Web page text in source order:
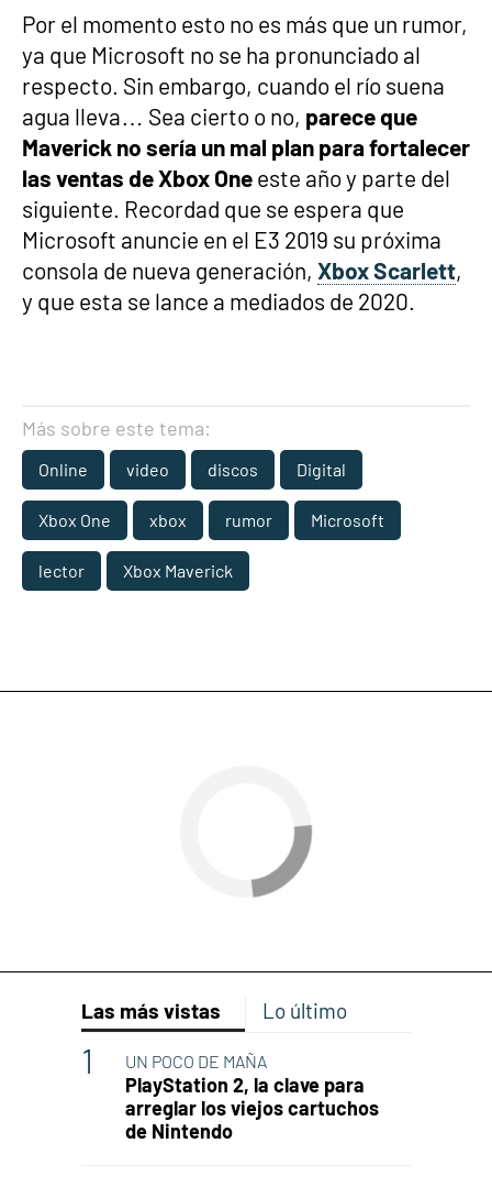
Por el momento esto no es más que un rumor,
ya que Microsoft no se ha pronunciado al
respecto. Sin embargo, cuando el río suena
agua lleva… Sea cierto o no, parece que
Maverick no sería un mal plan para fortalecer
las ventas de Xbox One este año y parte del
siguiente. Recordad que se espera que
Microsoft anuncie en el E3 2019 su próxima
consola de nueva generación, Xbox Scarlett,
y que esta se lance a mediados de 2020.
Más sobre este tema:
Online video discos Digital
Xbox One xbox rumor Microsoft
lector Xbox Maverick
Las más vistas Lo último
UN POCO DE MAÑA
PlayStation 2, la clave para
arreglar los viejos cartuchos
de Nintendo